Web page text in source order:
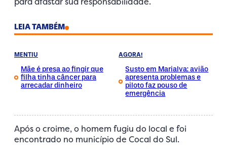
LEIA TAMBÉM
MENTIU
Mãe é presa ao fingir que
filha tinha câncer para
arrecadar dinheiro
AGORA!
Susto em Marialva: avião
apresenta problemas e
piloto faz pouso de
emergência
Após o croime, o homem fugiu do local e foi
encontrado no município de Cocal do Sul.